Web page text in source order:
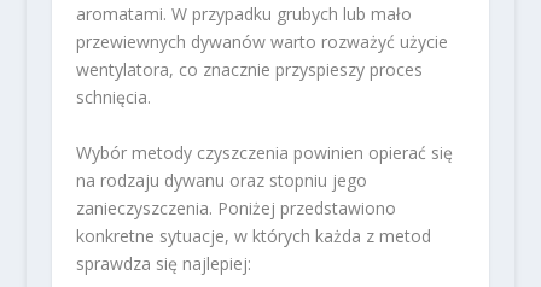
aromatami. W przypadku grubych lub mało
przewiewnych dywanów warto rozważyć użycie
wentylatora, co znacznie przyspieszy proces
schnięcia.
Wybór metody czyszczenia powinien opierać się
na rodzaju dywanu oraz stopniu jego
zanieczyszczenia. Poniżej przedstawiono
konkretne sytuacje, w których każda z metod
sprawdza się najlepiej: